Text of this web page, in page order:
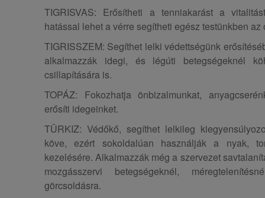
TIGRISVAS: Erősítheti a tenniakarást a
hatással lehet a vérre segítheti egész testünkben
TIGRISSZEM: Segíthet lelki védettségünk
alkalmazzák idegi, és légúti betegségeknél
csillapítására is.
TOPÁZ: Fokozhatja önbizalmunkat,
erősíti idegeinket.
TÜRKIZ: Védőkő, segíthet lelkileg
köve, ezért sokoldalúan használják a nyak,
kezelésére. Alkalmazzák még a szervezet
mozgásszervi betegségeknél,
görcsoldásra.